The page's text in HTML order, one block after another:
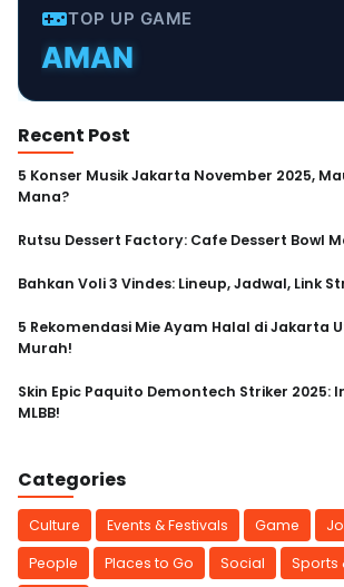
TOP UP GAME
TERPERCAYA
INSTANT
CEPAT
AMAN
Recent Post
5 Konser Musik Jakarta November 2025,
Mana?
Rutsu Dessert Factory: Cafe Dessert Bowl
Bahkan Voli 3 Vindes: Lineup, Jadwal, Link
5 Rekomendasi Mie Ayam Halal di Jakarta
Murah!
Skin Epic Paquito Demontech Striker 2025:
MLBB!
Categories
Culture Events & Festivals Game
People
Places to Go Social Sports